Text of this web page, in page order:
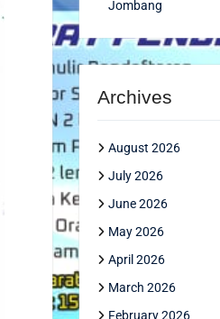
Jombang
Archives
August 2026
July 2026
June 2026
May 2026
April 2026
March 2026
February 2026